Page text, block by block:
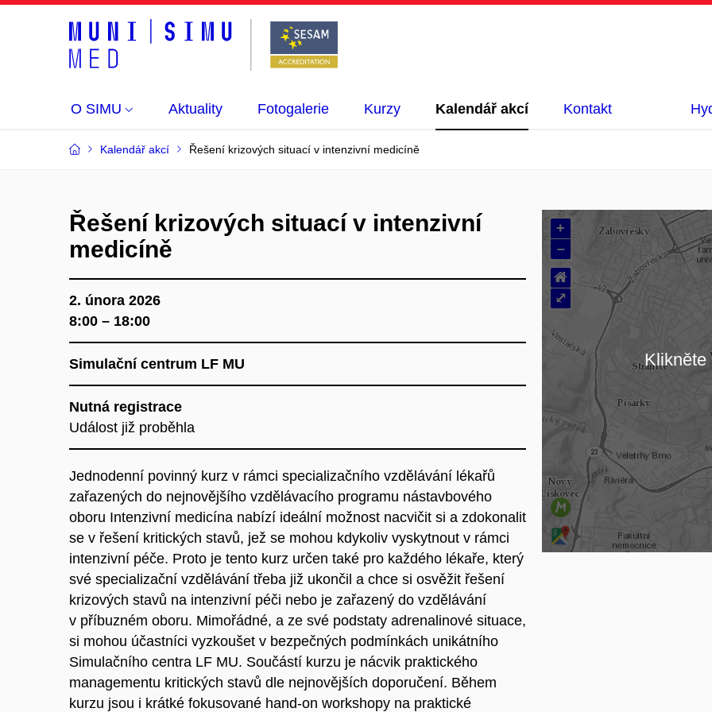
O SIMU Aktuality Fotogalerie Kurzy Kalendář akcí Kontakt
Kalendář akcí Řešení krizových situací v intenzivní medicíně
Řešení krizových situací v intenzivní
medicíně
2. února 2026
8:00 – 18:00
Simulační centrum LF MU
Nutná registrace
Událost již proběhla
Jednodenní povinný kurz v rámci specializačního vzdělávání lékařů
zařazených do nejnovějšího vzdělávacího programu nástavbového
oboru Intenzivní medicína nabízí ideální možnost nacvičit si a zdokonalit
se v řešení kritických stavů, jež se mohou kdykoliv vyskytnout v rámci
intenzivní péče. Proto je tento kurz určen také pro každého lékaře, který
své specializační vzdělávání třeba již ukončil a chce si osvěžit řešení
krizových stavů na intenzivní péči nebo je zařazený do vzdělávání
v příbuzném oboru. Mimořádné, a ze své podstaty adrenalinové situace,
si mohou účastníci vyzkoušet v bezpečných podmínkách unikátního
Simulačního centra LF MU. Součástí kurzu je nácvik praktického
managementu kritických stavů dle nejnovějších doporučení. Během
kurzu jsou i krátké fokusované hand-on workshopy na praktické
+
–
⌂
⤢
Klikněte